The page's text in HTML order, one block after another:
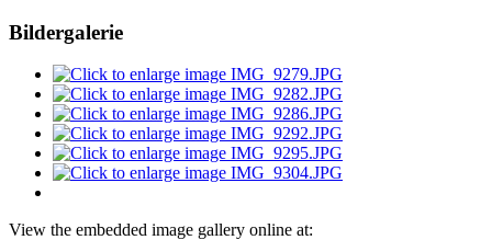
Bildergalerie
View the embedded image gallery online at: